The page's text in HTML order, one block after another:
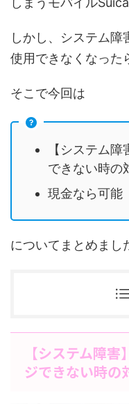
しかし、システム
使用できなくなった
そこで今回は
【システム
できない時の
現金なら可能
についてまとめまし
【システム障
ジできない時の